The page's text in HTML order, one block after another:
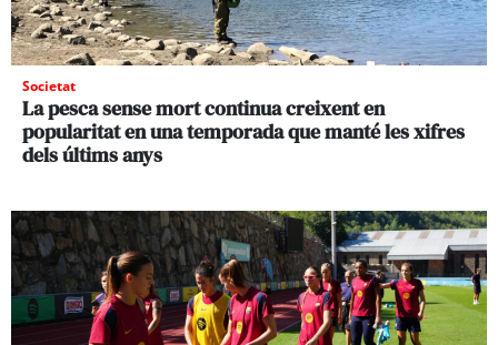
Societat
La pesca sense mort continua creixent en
popularitat en una temporada que manté les xifres
dels últims anys